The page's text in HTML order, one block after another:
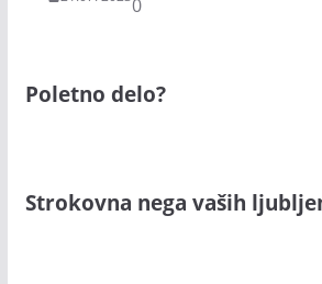
0
Poletno delo?
Strokovna nega vaših